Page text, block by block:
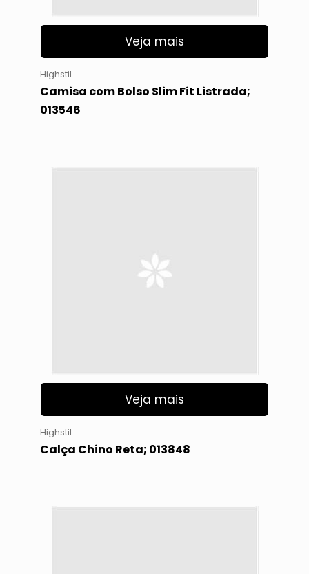
Veja mais
Highstil
Camisa com Bolso Slim Fit Listrada;
013546
Veja mais
Highstil
Calça Chino Reta; 013848